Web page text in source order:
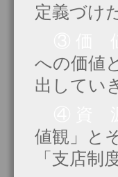
定義づけ
への価値
出してい
値観」と
「支店制